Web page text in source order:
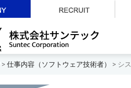
> 仕事内容（ソフトウェア技術者） > シ